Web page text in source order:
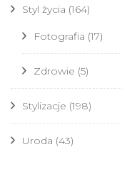
Styl życia (164)
Fotografia (17)
Zdrowie (5)
Stylizacje (198)
Uroda (43)